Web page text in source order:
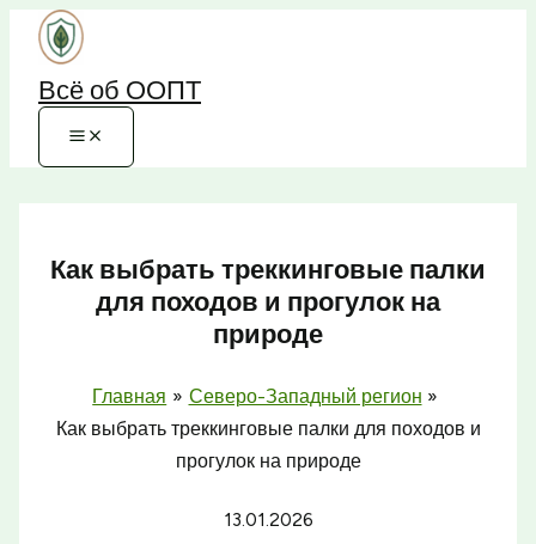
Перейти
содержимому
Всё об ООПТ
Как выбрать треккинговые палки
для походов и прогулок на
природе
Главная
Северо-Западный регион
Как выбрать треккинговые палки для походов и
прогулок на природе
13.01.2026